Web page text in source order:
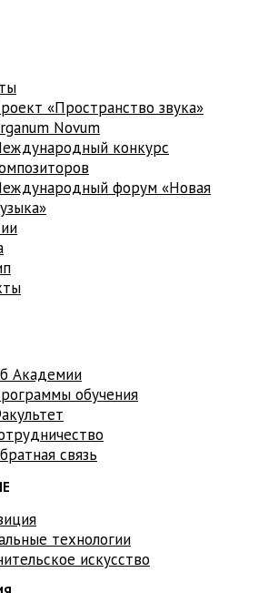
«Пространство звука»
Novum
конкурс
форум «Новая
Академии
обучения
связь
технологии
искусство